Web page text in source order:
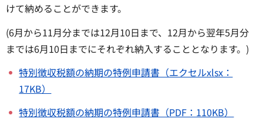
けて納めることができます。
(6月から11月分までは12月10日まで、12月から翌年5月分
までは6月10日までにそれぞれ納入することとなります。)
特別徴収税額の納期の特例申請書（エクセルxlsx：
17KB）
特別徴収税額の納期の特例申請書（PDF：110KB）